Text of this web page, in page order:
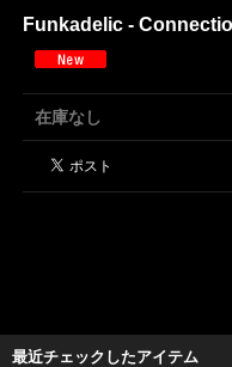
Funkadelic -
在庫なし
最近チェックしたアイテム